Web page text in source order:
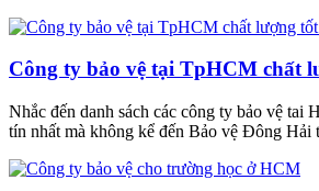
Công ty bảo vệ tại TpHCM chất
Nhắc đến danh sách các công ty bảo vệ tai
tín nhất mà không kể đến Bảo vệ Đông Hải